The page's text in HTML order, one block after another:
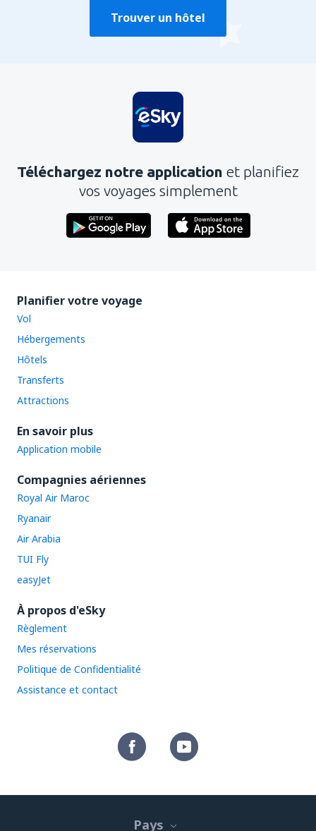
Trouver un hôtel
Téléchargez notre application et planifiez
vos voyages simplement
Planifier votre voyage
Vol
Hébergements
Hôtels
Transferts
Attractions
En savoir plus
Application mobile
Compagnies aériennes
Royal Air Maroc
Ryanair
Air Arabia
TUI Fly
easyJet
À propos d'eSky
Règlement
Mes réservations
Politique de Confidentialité
Assistance et contact
Pays